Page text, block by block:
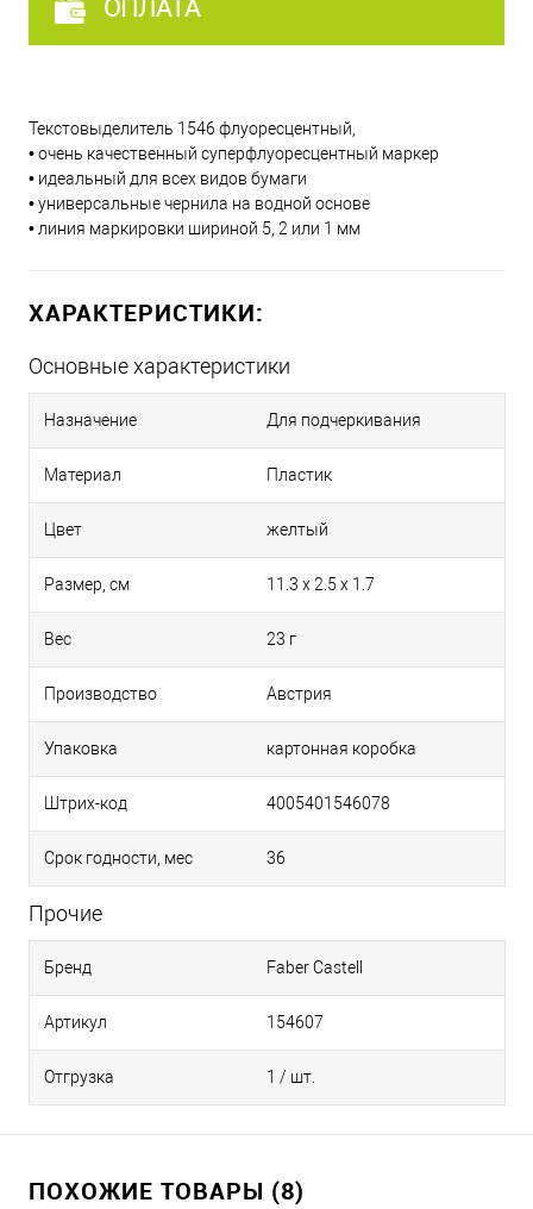
ОПЛАТА
Текстовыделитель 1546 флуоресцентный,
• очень качественный суперфлуоресцентный маркер
• идеальный для всех видов бумаги
• универсальные чернила на водной основе
• линия маркировки шириной 5, 2 или 1 мм
ХАРАКТЕРИСТИКИ:
Основные характеристики
Назначение Для подчеркивания
Материал Пластик
Цвет желтый
Размер, см 11.3 x 2.5 x 1.7
Вес 23 г
Производство Австрия
Упаковка картонная коробка
Штрих-код 4005401546078
Срок годности, мес 36
Прочие
Бренд Faber Castell
Артикул 154607
Отгрузка 1 / шт.
ПОХОЖИЕ ТОВАРЫ (8)